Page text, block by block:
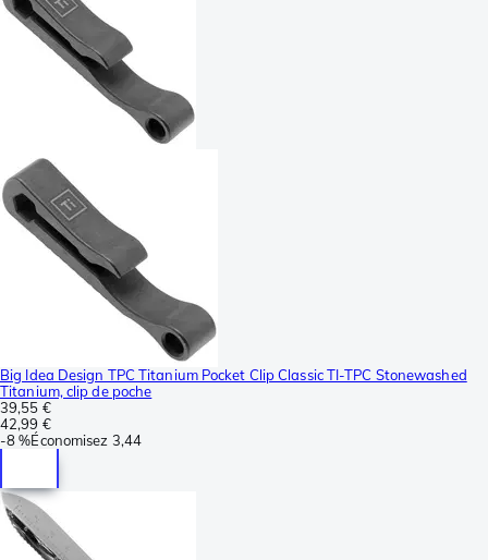
Big Idea Design TPC Titanium Pocket Clip Classic TI-TPC Stonewashed
Titanium, clip de poche
39,55 €
42,99 €
-8 %Économisez 3,44